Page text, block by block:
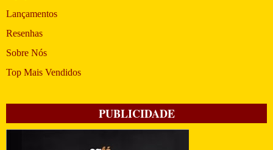
Lançamentos
Resenhas
Sobre Nós
Top Mais Vendidos
PUBLICIDADE